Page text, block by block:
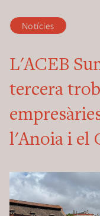
Notícies
L'ACEB
tercera
l'Anoia i el